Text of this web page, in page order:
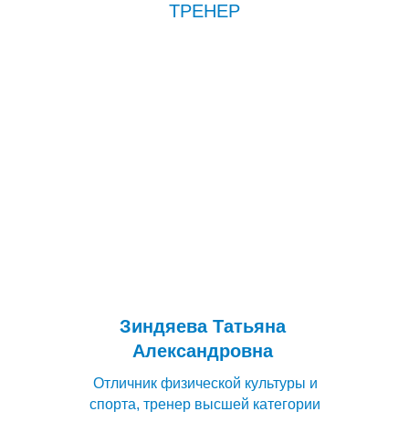
ТРЕНЕР
Отличник физической культуры и
спорта, тренер высшей категории
Зиндяева Татьяна
Александровна